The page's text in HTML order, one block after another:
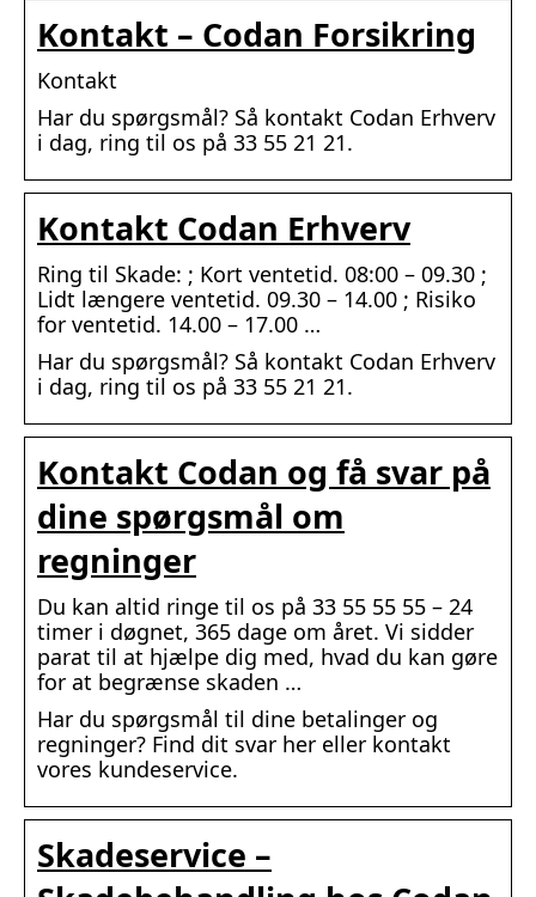
Kontakt – Codan Forsikring
Kontakt
Har du spørgsmål? Så kontakt Codan Erhverv
i dag, ring til os på 33 55 21 21.
Kontakt Codan Erhverv
Ring til Skade: ; Kort ventetid. 08:00 – 09.30 ;
Lidt længere ventetid. 09.30 – 14.00 ; Risiko
for ventetid. 14.00 – 17.00 …
Har du spørgsmål? Så kontakt Codan Erhverv
i dag, ring til os på 33 55 21 21.
Kontakt Codan og få svar på
dine spørgsmål om
regninger
Du kan altid ringe til os på 33 55 55 55 – 24
timer i døgnet, 365 dage om året. Vi sidder
parat til at hjælpe dig med, hvad du kan gøre
for at begrænse skaden …
Har du spørgsmål til dine betalinger og
regninger? Find dit svar her eller kontakt
vores kundeservice.
Skadeservice –